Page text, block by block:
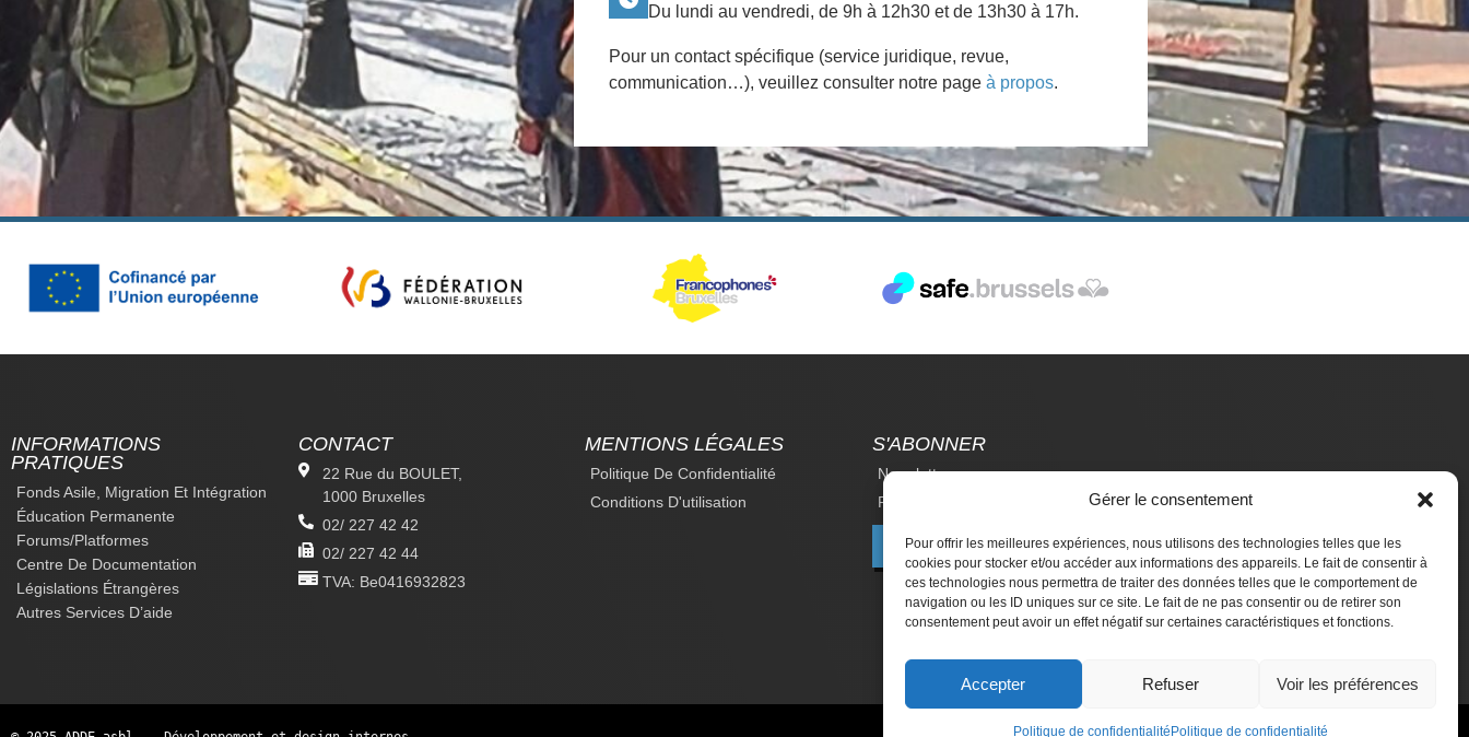
Gérer le consentement
Pour offrir les meilleures expériences, nous utilisons des technologies telles que les
cookies pour stocker et/ou accéder aux informations des appareils. Le fait de consentir à
ces technologies nous permettra de traiter des données telles que le comportement de
navigation ou les ID uniques sur ce site. Le fait de ne pas consentir ou de retirer son
consentement peut avoir un effet négatif sur certaines caractéristiques et fonctions.
Accepter Refuser Voir les préférences
Politique de confidentialité Politique de confidentialité
Du lundi au vendredi, de 9h à 12h30 et de 13h30 à 17h.
Pour un contact spécifique (service juridique, revue,
communication…), veuillez consulter notre page à propos.
INFORMATIONS
PRATIQUES
Fonds Asile, Migration Et Intégration
Éducation Permanente
Forums/platformes
Centre De Documentation
Législations Étrangères
Autres Services D’aide
CONTACT
22 Rue du BOULET,
1000 Bruxelles
02/ 227 42 42
02/ 227 42 44
TVA: Be0416932823
MENTIONS LÉGALES
Politique De Confidentialité
Conditions D'utilisation
S'ABONNER
Newsletter
Revue Du Droit Des Étrangers
Faire un don